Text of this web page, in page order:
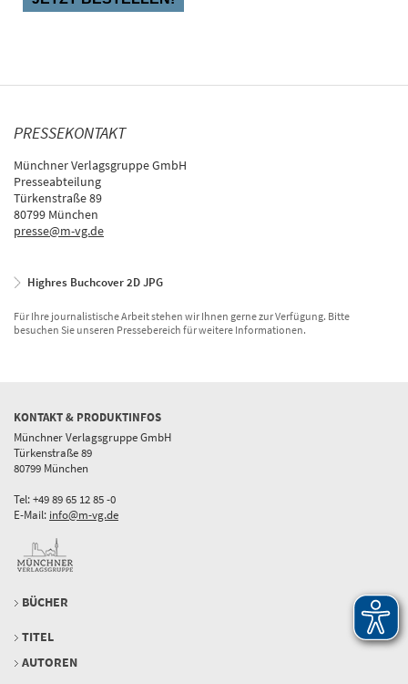
PRESSEKONTAKT
Münchner Verlagsgruppe GmbH
Presseabteilung
Türkenstraße 89
80799 München
presse@m-vg.de
Highres Buchcover 2D JPG
Für Ihre journalistische Arbeit stehen wir Ihnen gerne zur Verfügung. Bitte
besuchen Sie unseren Pressebereich für weitere Informationen.
KONTAKT & PRODUKTINFOS
Münchner Verlagsgruppe GmbH
Türkenstraße 89
80799 München
Tel: +49 89 65 12 85 -0
E-Mail: info@m-vg.de
BÜCHER
TITEL
AUTOREN